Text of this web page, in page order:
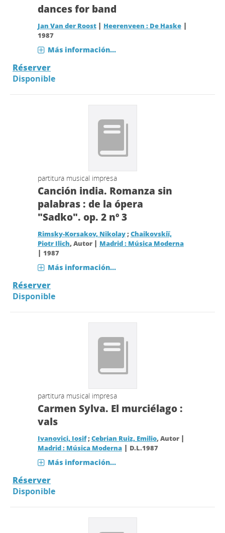
dances for band
Jan Van der Roost | Heerenveen : De Haske|
1987
Más información...
Réserver
Disponible
partitura musical impresa
Canción india. Romanza sin
palabras : de la ópera
"Sadko". op. 2 nº 3
Rimsky-Korsakov, Nikolay;Chaikovskiï,
Piotr Ilich, Autor | Madrid : Música Moderna
| 1987
Más información...
Réserver
Disponible
partitura musical impresa
Carmen Sylva. El murciélago :
vals
Ivanovici, Iosif;Cebrian Ruiz, Emilio, Autor |
Madrid : Música Moderna| D.L.1987
Más información...
Réserver
Disponible